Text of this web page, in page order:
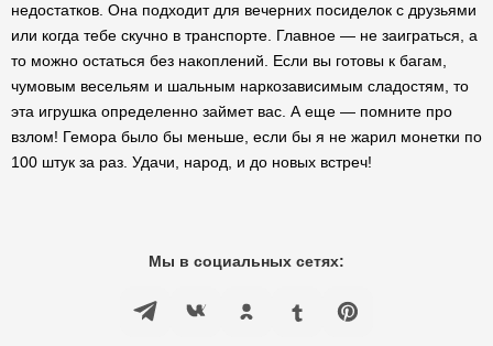
недостатков. Она подходит для вечерних посиделок с друзьями
или когда тебе скучно в транспорте. Главное — не заиграться, а
то можно остаться без накоплений. Если вы готовы к багам,
чумовым весельям и шальным наркозависимым сладостям, то
эта игрушка определенно займет вас. А еще — помните про
взлом! Гемора было бы меньше, если бы я не жарил монетки по
100 штук за раз. Удачи, народ, и до новых встреч!
Мы в социальных сетях: